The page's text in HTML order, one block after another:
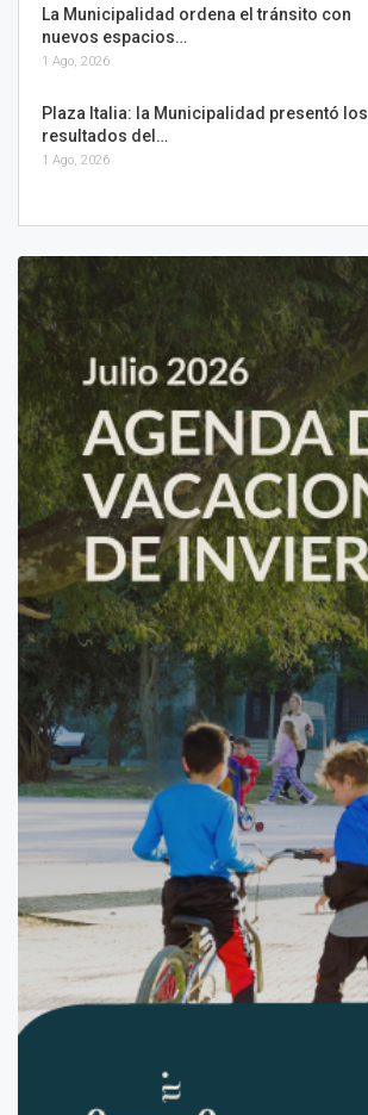
La Municipalidad ordena el tránsito con
nuevos espacios…
1 Ago, 2026
Plaza Italia: la Municipalidad presentó los
resultados del…
1 Ago, 2026